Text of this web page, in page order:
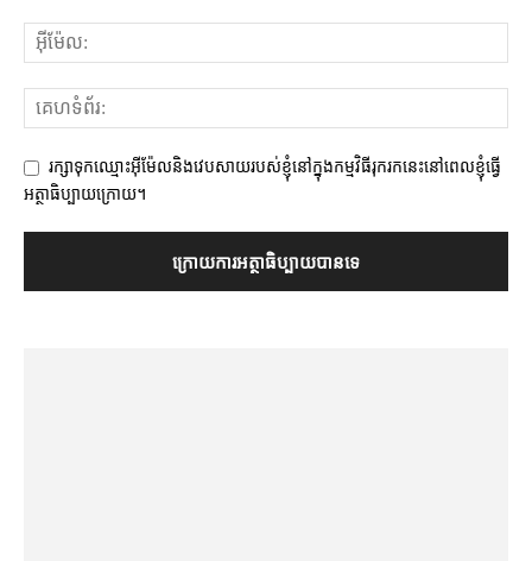
រក្សាទុកឈ្មោះអ៊ីម៉ែលនិងវេបសាយរបស់ខ្ញុំនៅក្នុងកម្មវិធីរុករកនេះនៅពេលខ្ញុំធ្វើ
អត្ថាធិប្បាយក្រោយ។